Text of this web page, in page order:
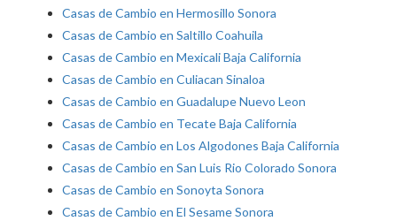
Casas de Cambio en Hermosillo Sonora
Casas de Cambio en Saltillo Coahuila
Casas de Cambio en Mexicali Baja California
Casas de Cambio en Culiacan Sinaloa
Casas de Cambio en Guadalupe Nuevo Leon
Casas de Cambio en Tecate Baja California
Casas de Cambio en Los Algodones Baja California
Casas de Cambio en San Luis Rio Colorado Sonora
Casas de Cambio en Sonoyta Sonora
Casas de Cambio en El Sesame Sonora